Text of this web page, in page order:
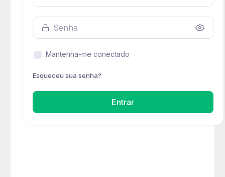
Senha
Mantenha-me conectado
Esqueceu sua senha?
Entrar